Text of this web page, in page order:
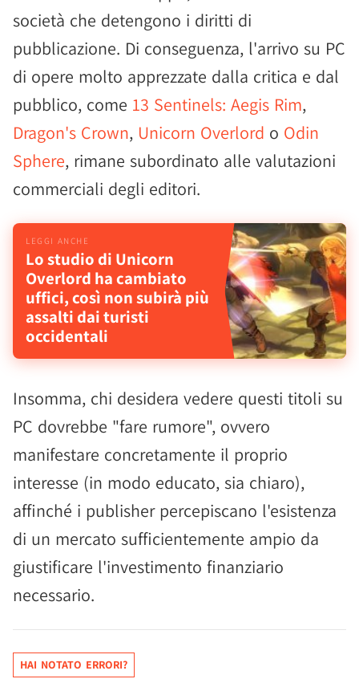
società che detengono i diritti di
pubblicazione. Di conseguenza, l'arrivo su PC
di opere molto apprezzate dalla critica e dal
pubblico, come 13 Sentinels: Aegis Rim,
Dragon's Crown, Unicorn Overlord o Odin
Sphere, rimane subordinato alle valutazioni
commerciali degli editori.
Lo studio di Unicorn
Overlord ha cambiato
uffici, così non subirà più
assalti dai turisti
occidentali
Insomma, chi desidera vedere questi titoli su
PC dovrebbe "fare rumore", ovvero
manifestare concretamente il proprio
interesse (in modo educato, sia chiaro),
affinché i publisher percepiscano l'esistenza
di un mercato sufficientemente ampio da
giustificare l'investimento finanziario
necessario.
HAI NOTATO ERRORI?